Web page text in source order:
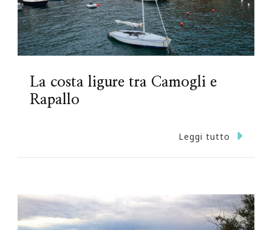
La costa ligure tra Camogli e
Rapallo
Leggi tutto